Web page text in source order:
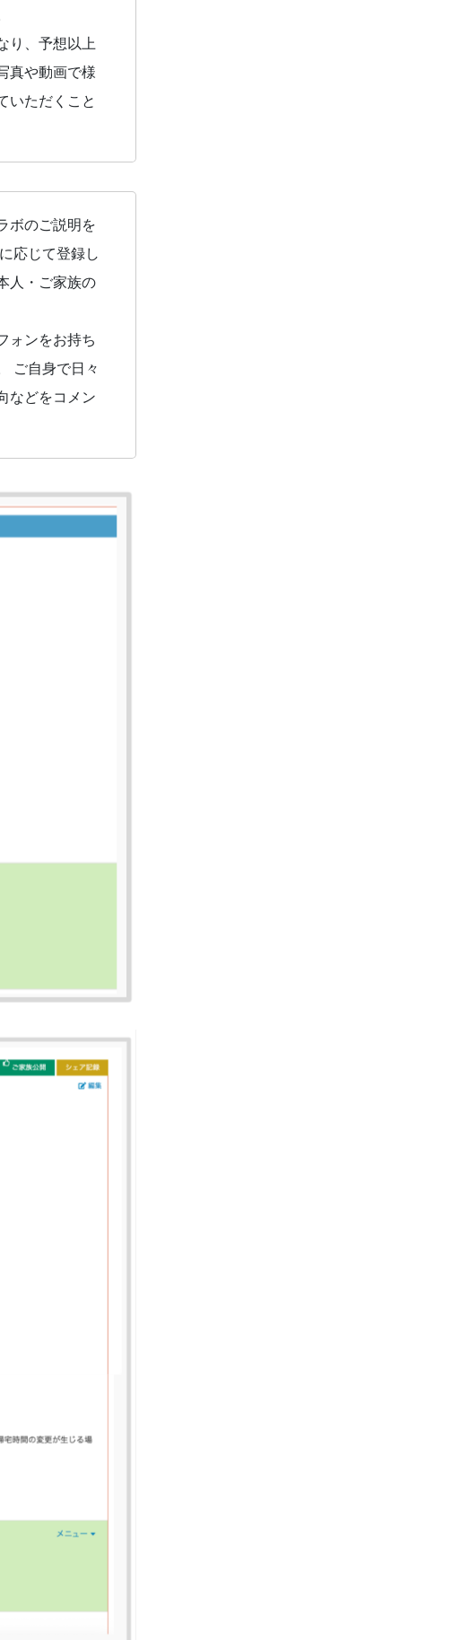
り、予想以上
真や動画で様
いただくこと
ボのご説明を
応じて登録し
人・ご家族の
ォンをお持ち
ご自身で日々
などをコメン